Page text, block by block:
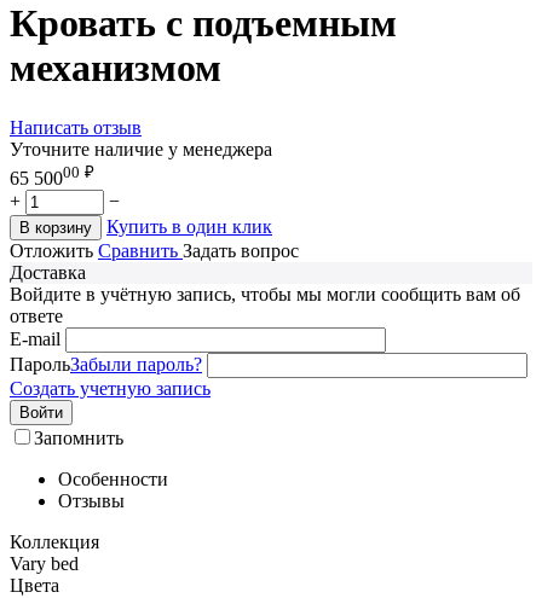
Кровать с подъемным
механизмом
Написать отзыв
Уточните наличие у менеджера
65 50000 ₽
+ −
В корзину
Купить в один клик
Отложить Сравнить Задать вопрос
Доставка
Войдите в учётную запись, чтобы мы могли сообщить вам об
ответе
E-mail
ПарольЗабыли пароль?
Создать учетную запись
Войти
Запомнить
Особенности
Отзывы
Коллекция
Vary bed
Цвета